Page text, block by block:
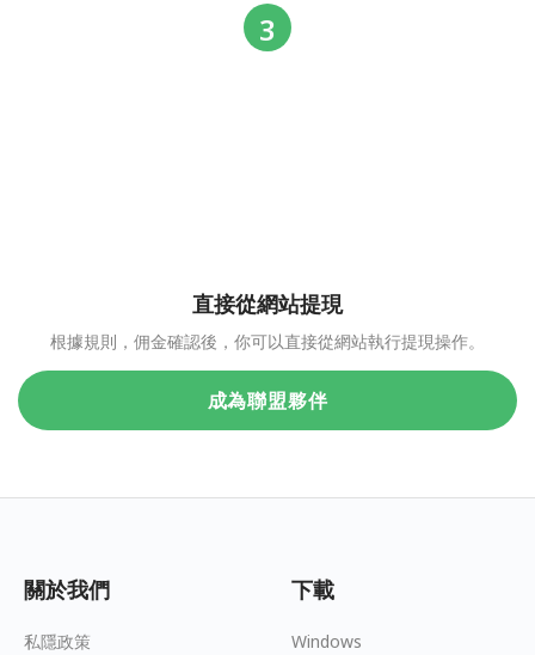
直接從網站提現
根據規則，佣金確認後，你可以直接從網站執行提現操作。
成為聯盟夥伴
關於我們
私隱政策
下載
Windows